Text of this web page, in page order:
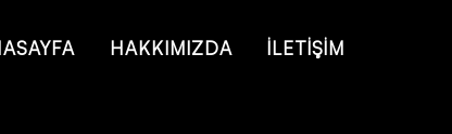
string is deprecated in/home/konsmenajericom/
HAKKIMIZDA İLETİŞİM